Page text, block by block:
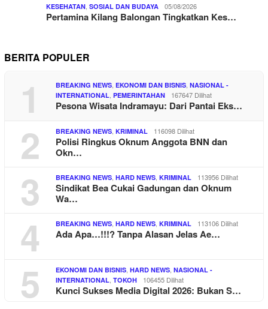
KESEHATAN SOSIAL DAN BUDAYA 05/08/2026
Pertamina Kilang Balongan Tingkatkan Kes…
BERITA POPULER
1 BREAKING NEWS EKONOMI DAN BISNIS NASIONAL -
INTERNATIONAL PEMERINTAHAN 167647 Dilihat
Pesona Wisata Indramayu: Dari Pantai Eks…
2 BREAKING NEWS KRIMINAL 116098 Dilihat
Polisi Ringkus Oknum Anggota BNN dan
Okn…
3 BREAKING NEWS HARD NEWS KRIMINAL 113956 Dilihat
Sindikat Bea Cukai Gadungan dan Oknum
Wa…
4 BREAKING NEWS HARD NEWS KRIMINAL 113106 Dilihat
Ada Apa…!!!? Tanpa Alasan Jelas Ae…
5 EKONOMI DAN BISNIS HARD NEWS NASIONAL -
INTERNATIONAL TOKOH 106455 Dilihat
Kunci Sukses Media Digital 2026: Bukan S…